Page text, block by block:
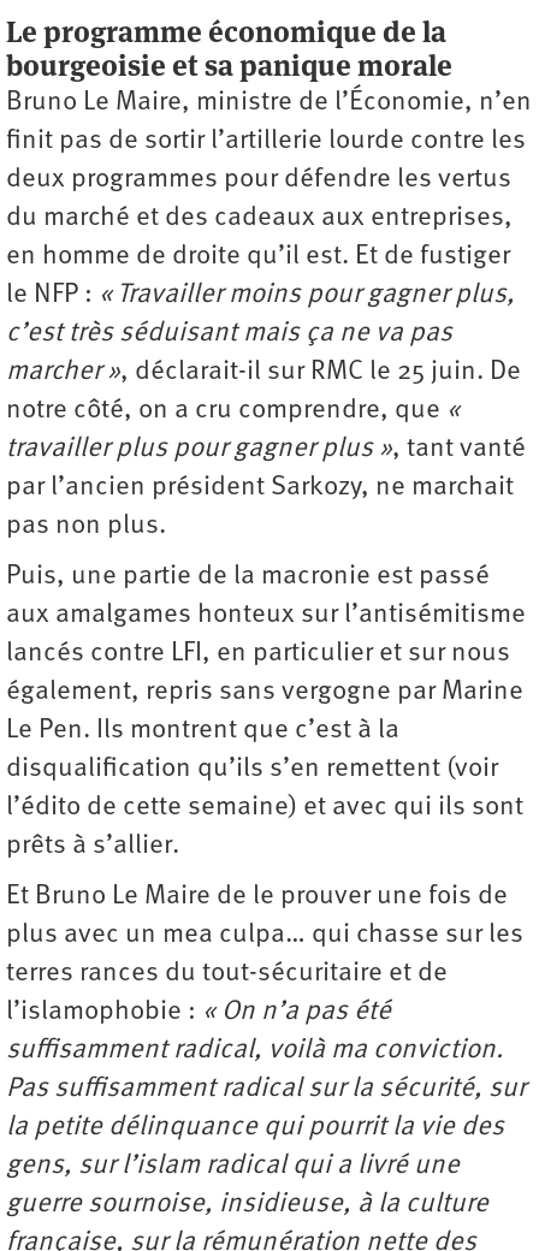
Le programme économique de la
bourgeoisie et sa panique morale
Bruno Le Maire, ministre de l’Économie, n’en
finit pas de sortir l’artillerie lourde contre les
deux programmes pour défendre les vertus
du marché et des cadeaux aux entreprises,
en homme de droite qu’il est. Et de fustiger
le NFP : « Travailler moins pour gagner plus,
c’est très séduisant mais ça ne va pas
marcher », déclarait-il sur RMC le 25 juin. De
notre côté, on a cru comprendre, que «
travailler plus pour gagner plus », tant vanté
par l’ancien président Sarkozy, ne marchait
pas non plus.
Puis, une partie de la macronie est passé
aux amalgames honteux sur l’antisémitisme
lancés contre LFI, en particulier et sur nous
également, repris sans vergogne par Marine
Le Pen. Ils montrent que c’est à la
disqualification qu’ils s’en remettent (voir
l’édito de cette semaine) et avec qui ils sont
prêts à s’allier.
Et Bruno Le Maire de le prouver une fois de
plus avec un mea culpa… qui chasse sur les
terres rances du tout-sécuritaire et de
l’islamophobie : « On n’a pas été
suffisamment radical, voilà ma conviction.
Pas suffisamment radical sur la sécurité, sur
la petite délinquance qui pourrit la vie des
gens, sur l’islam radical qui a livré une
guerre sournoise, insidieuse, à la culture
française, sur la rémunération nette des